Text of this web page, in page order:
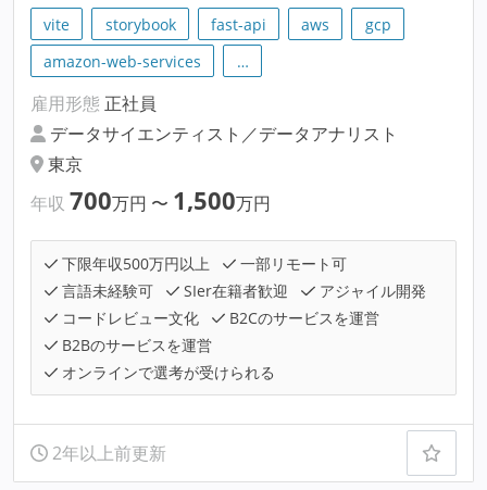
vite storybook fast-api aws
gcp
amazon-web-services
…
雇用形態 正社員
データサイエンティスト／データアナリスト
東京
年収 700万円 〜 1,500万円
下限年収500万円以上
一部リモート可
言語未経験可
SIer在籍者歓迎
アジャイル開発
コードレビュー文化
B2Cのサービスを運営
B2Bのサービスを運営
オンラインで選考が受けられる
2年以上前更新